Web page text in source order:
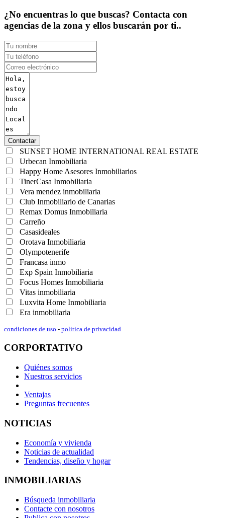
¿No encuentras lo que buscas? Contacta con
agencias de la zona y ellos buscarán por ti..
Contactar
SUNSET HOME INTERNATIONAL REAL ESTATE
Urbecan Inmobiliaria
Happy Home Asesores Inmobiliarios
TinerCasa Inmobiliaria
Vera mendez inmobiliaria
Club Inmobiliario de Canarias
Remax Domus Inmobiliaria
Carreño
Casasideales
Orotava Inmobiliaria
Olympotenerife
Francasa inmo
Exp Spain Inmobiliaria
Focus Homes Inmobiliaria
Vitas inmobiliaria
Luxvita Home Inmobiliaria
Era inmobiliaria
condiciones de uso - politica de privacidad
CORPORTATIVO
Quiénes somos
Nuestros servicios
Ventajas
Preguntas frecuentes
NOTICIAS
Economía y vivienda
Noticias de actualidad
Tendencias, diseño y hogar
INMOBILIARIAS
Búsqueda inmobiliaria
Contacte con nosotros